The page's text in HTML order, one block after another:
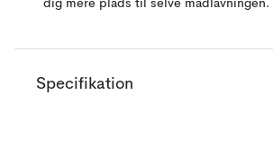
dig mere plads til selve madlavningen.
Specifikation